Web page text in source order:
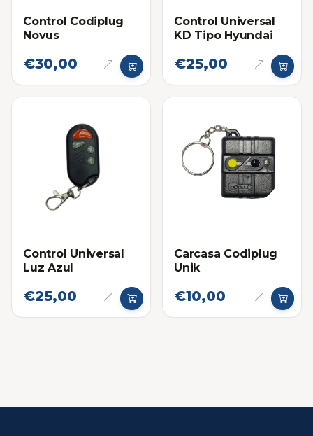
Control Codiplug
Novus
€30,00
Control Universal
KD Tipo Hyundai
€25,00
Control Universal
Luz Azul
€25,00
Carcasa Codiplug
Unik
€10,00